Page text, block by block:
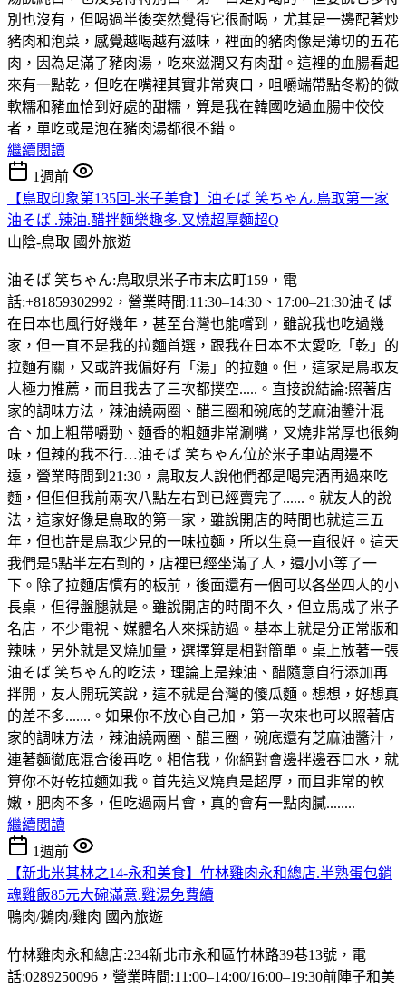
別也沒有，但喝過半後突然覺得它很耐喝，尤其是一邊配著炒
豬肉和泡菜，感覺越喝越有滋味，裡面的豬肉像是薄切的五花
肉，因為足滿了豬肉湯，吃來滋潤又有肉甜。這裡的血腸看起
來有一點乾，但吃在嘴裡其實非常爽口，咀嚼端帶點冬粉的微
軟糯和豬血恰到好處的甜糯，算是我在韓國吃過血腸中佼佼
者，單吃或是泡在豬肉湯都很不錯。
繼續閱讀
1週前
【鳥取印象第135回-米子美食】油そば 笑ちゃん.鳥取第一家
油そば .辣油.醋拌麵樂趣多.叉燒超厚麵超Q
山陰-鳥取 國外旅遊
油そば 笑ちゃん:鳥取県米子市末広町159，電
話:+81859302992，營業時間:11:30–14:30、17:00–21:30油そば
在日本也風行好幾年，甚至台灣也能嚐到，雖說我也吃過幾
家，但一直不是我的拉麵首選，跟我在日本不太愛吃「乾」的
拉麵有關，又或許我偏好有「湯」的拉麵。但，這家是鳥取友
人極力推薦，而且我去了三次都撲空.....。直接說結論:照著店
家的調味方法，辣油繞兩圈、醋三圈和碗底的芝麻油醬汁混
合、加上粗帶嚼勁、麵香的粗麵非常涮嘴，叉燒非常厚也很夠
味，但辣的我不行…油そば 笑ちゃん位於米子車站周邊不
遠，營業時間到21:30，鳥取友人說他們都是喝完酒再過來吃
麵，但但但我前兩次八點左右到已經賣完了......。就友人的說
法，這家好像是鳥取的第一家，雖說開店的時間也就這三五
年，但也許是鳥取少見的一味拉麵，所以生意一直很好。這天
我們是5點半左右到的，店裡已經坐滿了人，還小小等了一
下。除了拉麵店慣有的板前，後面還有一個可以各坐四人的小
長桌，但得盤腿就是。雖說開店的時間不久，但立馬成了米子
名店，不少電視、媒體名人來採訪過。基本上就是分正常版和
辣味，另外就是叉燒加量，選擇算是相對簡單。桌上放著一張
油そば 笑ちゃん的吃法，理論上是辣油、醋隨意自行添加再
拌開，友人開玩笑說，這不就是台灣的傻瓜麵。想想，好想真
的差不多.......。如果你不放心自己加，第一次來也可以照著店
家的調味方法，辣油繞兩圈、醋三圈，碗底還有芝麻油醬汁，
連著麵徹底混合後再吃。相信我，你絕對會邊拌邊吞口水，就
算你不好乾拉麵如我。首先這叉燒真是超厚，而且非常的軟
嫩，肥肉不多，但吃過兩片會，真的會有一點肉膩........
繼續閱讀
1週前
【新北米其林之14-永和美食】竹林雞肉永和總店.半熟蛋包銷
魂雞飯85元大碗滿意.雞湯免費續
鴨肉/鵝肉/雞肉 國內旅遊
竹林雞肉永和總店:234新北市永和區竹林路39巷13號，電
話:0289250096，營業時間:11:00–14:00/16:00–19:30前陣子和美